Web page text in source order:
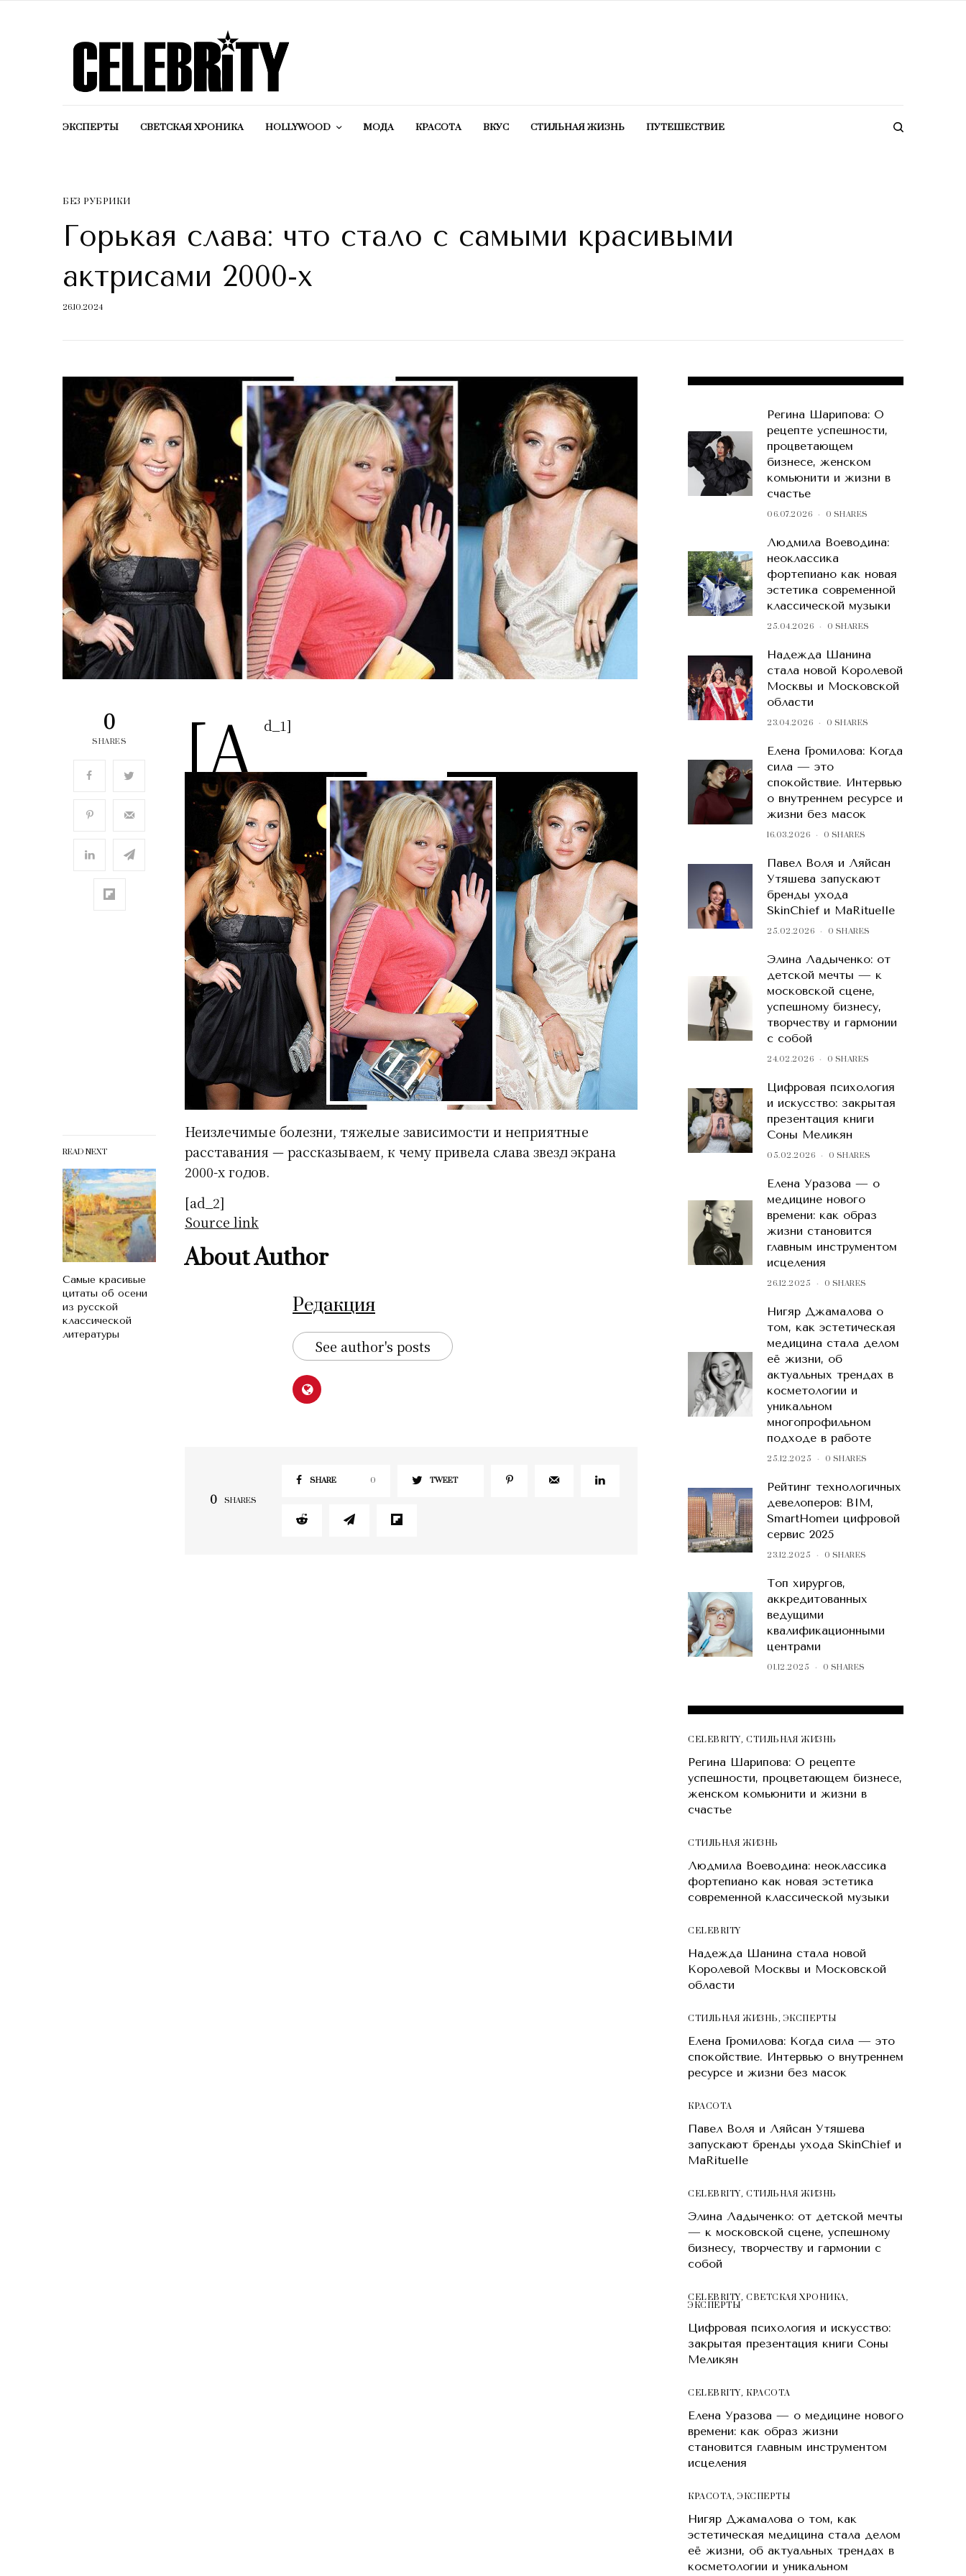
ЭКСПЕРТЫ СВЕТСКАЯ ХРОНИКА HOLLYWOOD МОДА КРАСОТA ВКУС СТИЛЬНАЯ ЖИЗНЬ ПУТЕШЕСТВИЕ
БЕЗ РУБРИКИ
Горькая слава: что стало с самыми красивыми
актрисами 2000-х
26.10.2024
0
SHARES
READ NEXT
Самые красивые
цитаты об осени
из русской
классической
литературы
[a d_1]
Неизлечимые болезни, тяжелые зависимости и неприятные
расставания — рассказываем, к чему привела слава звезд экрана
2000-х годов.
[ad_2]
Source link
About Author
Редакция
See author's posts
0 SHARES
SHARE 0 TWEET
Регина Шарипова: О
рецепте успешности,
процветающем
бизнесе, женском
комьюнити и жизни в
счастье
06.07.2026 0 SHARES
Людмила Воеводина:
неоклассика
фортепиано как новая
эстетика современной
классической музыки
25.04.2026 0 SHARES
Надежда Шанина
стала новой Королевой
Москвы и Московской
области
23.04.2026 0 SHARES
Елена Громилова: Когда
сила — это
спокойствие. Интервью
о внутреннем ресурсе и
жизни без масок
16.03.2026 0 SHARES
Павел Воля и Ляйсан
Утяшева запускают
бренды ухода
SkinChief и MaRituelle
25.02.2026 0 SHARES
Элина Ладыченко: от
детской мечты — к
московской сцене,
успешному бизнесу,
творчеству и гармонии
с собой
24.02.2026 0 SHARES
Цифровая психология
и искусство: закрытая
презентация книги
Соны Меликян
05.02.2026 0 SHARES
Елена Уразова — о
медицине нового
времени: как образ
жизни становится
главным инструментом
исцеления
26.12.2025 0 SHARES
Нигяр Джамалова о
том, как эстетическая
медицина стала делом
её жизни, об
актуальных трендах в
косметологии и
уникальном
многопрофильном
подходе в работе
25.12.2025 0 SHARES
Рейтинг технологичных
девелоперов: BIM,
SmartHomeи цифровой
сервис 2025
23.12.2025 0 SHARES
Топ хирургов,
аккредитованных
ведущими
квалификационными
центрами
01.12.2025 0 SHARES
CELEBRITY,СТИЛЬНАЯ ЖИЗНЬ
Регина Шарипова: О рецепте
успешности, процветающем бизнесе,
женском комьюнити и жизни в
счастье
СТИЛЬНАЯ ЖИЗНЬ
Людмила Воеводина: неоклассика
фортепиано как новая эстетика
современной классической музыки
CELEBRITY
Надежда Шанина стала новой
Королевой Москвы и Московской
области
СТИЛЬНАЯ ЖИЗНЬ, ЭКСПЕРТЫ
Елена Громилова: Когда сила — это
спокойствие. Интервью о внутреннем
ресурсе и жизни без масок
КРАСОТA
Павел Воля и Ляйсан Утяшева
запускают бренды ухода SkinChief и
MaRituelle
CELEBRITY,СТИЛЬНАЯ ЖИЗНЬ
Элина Ладыченко: от детской мечты
— к московской сцене, успешному
бизнесу, творчеству и гармонии с
собой
CELEBRITY,СВЕТСКАЯ ХРОНИКА,
ЭКСПЕРТЫ
Цифровая психология и искусство:
закрытая презентация книги Соны
Меликян
CELEBRITY, КРАСОТA
Елена Уразова — о медицине нового
времени: как образ жизни
становится главным инструментом
исцеления
КРАСОТA, ЭКСПЕРТЫ
Нигяр Джамалова о том, как
эстетическая медицина стала делом
её жизни, об актуальных трендах в
косметологии и уникальном